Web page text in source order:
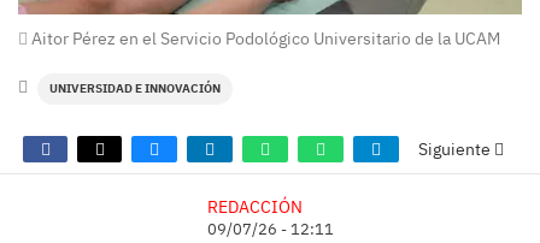
Aitor Pérez en el Servicio Podológico Universitario de la UCAM
UNIVERSIDAD E INNOVACIÓN
Siguiente
REDACCIÓN
09/07/26 - 12:11